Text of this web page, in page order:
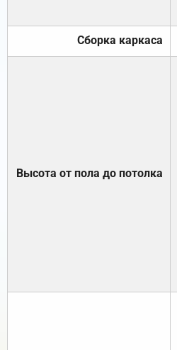
Сборка каркаса
Высота от пола до потолка